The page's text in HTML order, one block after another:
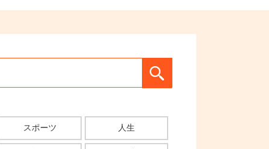
スポーツ 人生